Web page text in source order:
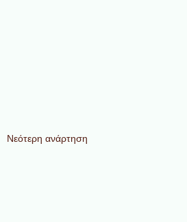
Νεότερη ανάρτηση